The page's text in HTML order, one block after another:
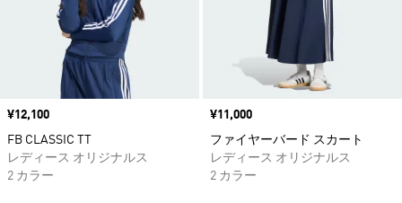
価格
¥12,100
FB CLASSIC TT
レディース オリジナルス
2 カラー
価格
¥11,000
ファイヤーバード スカート
レディース オリジナルス
2 カラー